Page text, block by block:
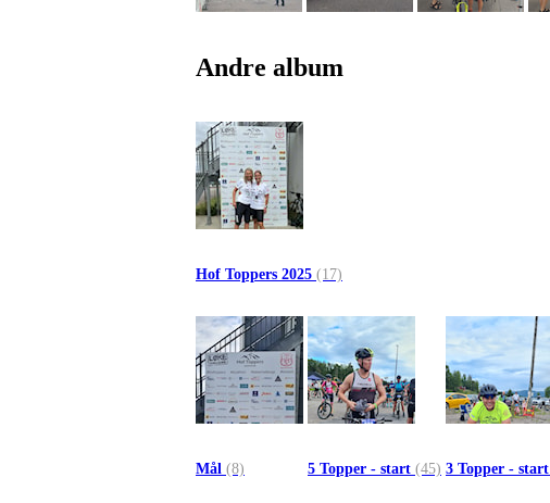
Andre album
Hof Toppers 2025 (17)
Mål (8) 5 Topper - start (45) 3 Topper - start